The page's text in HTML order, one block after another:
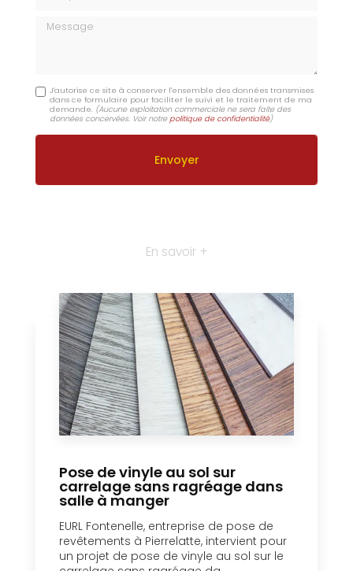
Message
J'autorise ce site à conserver l'ensemble des données transmises
dans ce formulaire pour faciliter le suivi et le traitement de ma
demande. (Aucune exploitation commerciale ne sera faite des
données concervées. Voir notrepolitique de confidentialité)
En savoir +
Pose de vinyle au sol sur
carrelage sans ragréage dans
salle à manger
EURL Fontenelle, entreprise de pose de
revêtements à Pierrelatte, intervient pour
un projet de pose de vinyle au sol sur le